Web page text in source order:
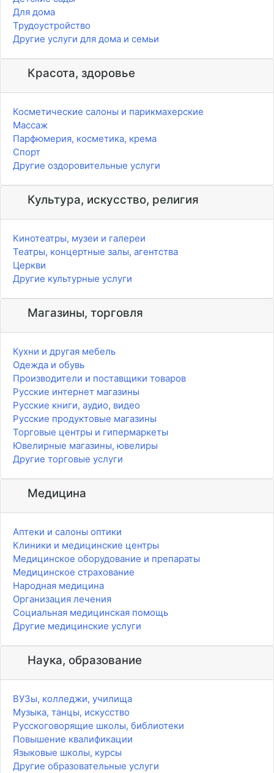
Для дома
Трудоустройство
Другие услуги для дома и семьи
Красота, здоровье
Косметические салоны и парикмахерские
Массаж
Парфюмерия, косметика, крема
Спорт
Другие оздоровительные услуги
Культура, искусство, религия
Кинотеатры, музеи и галереи
Театры, концертные залы, агентства
Церкви
Другие культурные услуги
Магазины, торговля
Кухни и другая мебель
Одежда и обувь
Производители и поставщики товаров
Русские интернет магазины
Русские книги, аудио, видео
Русские продуктовые магазины
Торговые центры и гипермаркеты
Ювелирные магазины, ювелиры
Другие торговые услуги
Медицина
Аптеки и салоны оптики
Клиники и медицинские центры
Медицинское оборудование и препараты
Медицинское страхование
Народная медицина
Организация лечения
Социальная медицинская помощь
Другие медицинские услуги
Наука, образование
ВУЗы, колледжи, училища
Музыка, танцы, искусство
Русскоговорящие школы, библиотеки
Повышение квалификации
Языковые школы, курсы
Другие образовательные услуги